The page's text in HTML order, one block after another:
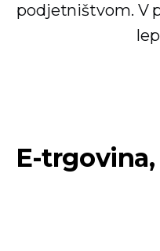
podjetništvom. V
E-